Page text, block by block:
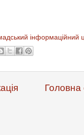
інформаційний
Головна